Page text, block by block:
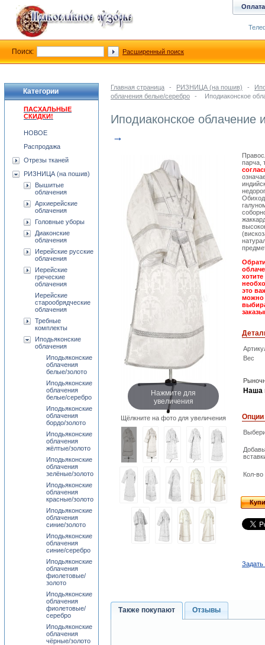
Главная страница - РИЗНИЦА (на пошив) -
облачения белые/серебро
- Иподиаконское
Иподиаконское облачение
→
Нажмите для
увеличения
Щёлкните на фото для увеличения
парча,
это
можно
Вес
Наша
Опции
Кол-во
Задать
Также покупают Отзывы
Категории
ПАСХАЛЬНЫЕ
СКИДКИ!
НОВОЕ
Распродажа
Отрезы тканей
РИЗНИЦА (на пошив)
Вышитые
облачения
Архиерейские
облачения
Головные уборы
Диаконские
облачения
Иерейские русские
облачения
Иерейские
греческие
облачения
Иерейские
старообрядческие
облачения
Требные
комплекты
Иподьяконские
облачения
Иподьяконские
облачения
белые/золото
Иподьяконские
облачения
белые/серебро
Иподьяконские
облачения
бордо/золото
Иподьяконские
облачения
жёлтые/золото
Иподьяконские
облачения
зелёные/золото
Иподьяконские
облачения
красные/золото
Иподьяконские
облачения
синие/золото
Иподьяконские
облачения
синие/серебро
Иподьяконские
облачения
фиолетовые/
золото
Иподьяконские
облачения
фиолетовые/
серебро
Иподьяконские
облачения
чёрные/золото
Оплата
Поиск: Расширенный поиск